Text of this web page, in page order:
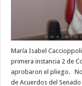
María Isabel
primera instancia 2 de
aprobaron el pliego.
de Acuerdos del